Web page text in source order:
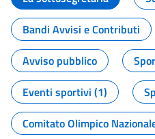
Bandi Avvisi e Contributi
Avviso pubblico
Eventi sportivi (1)
Comitato Olimpico